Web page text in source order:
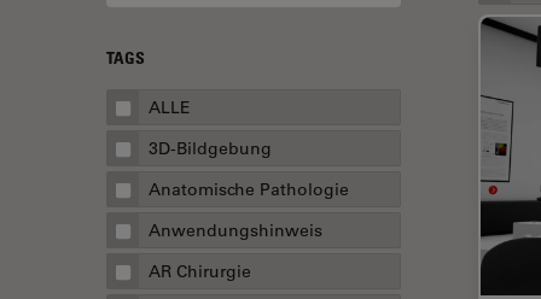
TAGS
ALLE
3D-Bildgebung
Anatomische Pathologie
Anwendungshinweis
AR Chirurgie